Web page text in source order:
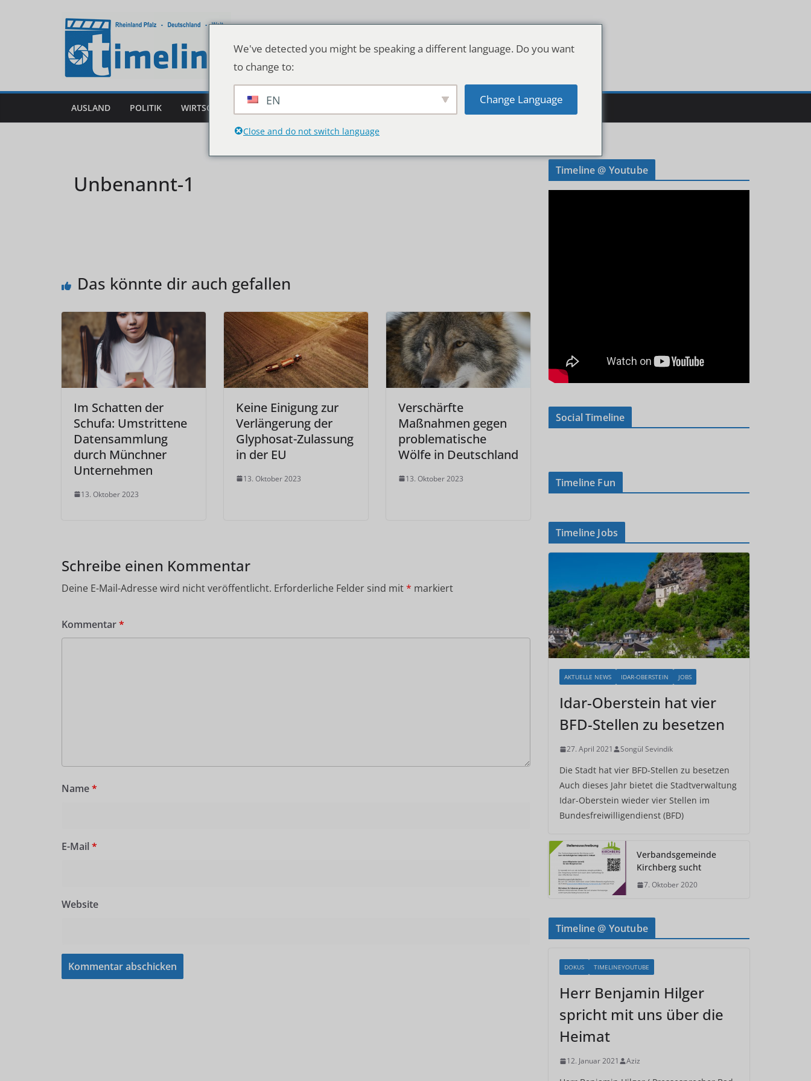
AUSLAND POLITIK WIRTSCHAFT DEUTSCHLAND & WELT
Unbenannt-1
Das könnte dir auch gefallen
Im Schatten der
Schufa: Umstrittene
Datensammlung
durch Münchner
Unternehmen
13. Oktober 2023
Keine Einigung zur
Verlängerung der
Glyphosat-Zulassung
in der EU
13. Oktober 2023
Verschärfte
Maßnahmen gegen
problematische
Wölfe in Deutschland
13. Oktober 2023
Schreibe einen Kommentar
Deine E-Mail-Adresse wird nicht veröffentlicht. Erforderliche Felder sind mit* markiert
Kommentar*
Name*
E-Mail *
Website
Timeline @ Youtube
Social Timeline
Timeline Fun
Timeline Jobs
AKTUELLE NEWS IDAR-OBERSTEIN JOBS
Idar-Oberstein hat vier
BFD-Stellen zu besetzen
27. April 2021 Songül Sevindik
Die Stadt hat vier BFD-Stellen zu besetzen
Auch dieses Jahr bietet die Stadtverwaltung
Idar-Oberstein wieder vier Stellen im
Bundesfreiwilligendienst (BFD)
Verbandsgemeinde
Kirchberg sucht
7. Oktober 2020
Timeline @ Youtube
DOKUS TIMELINEYOUTUBE
Herr Benjamin Hilger
spricht mit uns über die
Heimat
12. Januar 2021 Aziz
We've detected you might be speaking a different language. Do you want
to change to:
EN Change Language
Close and do not switch language